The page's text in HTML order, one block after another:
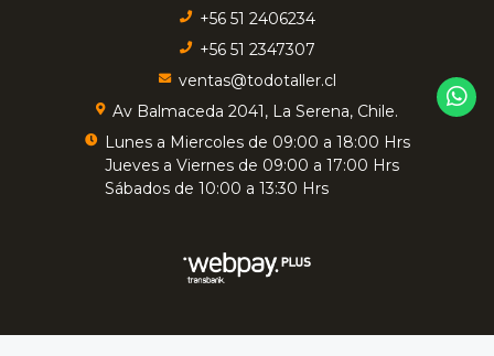
+56 51 2406234
+56 51 2347307
ventas@todotaller.cl
Av Balmaceda 2041, La Serena, Chile.
Lunes a Miercoles de 09:00 a 18:00 Hrs
Jueves a Viernes de 09:00 a 17:00 Hrs
Sábados de 10:00 a 13:30 Hrs